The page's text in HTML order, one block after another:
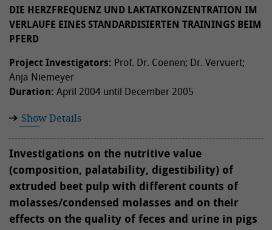
DIE HERZFREQUENZ UND LAKTATKONZENTRATION IM
VERLAUFE EINES STANDARDISIERTEN TRAININGS BEIM
PFERD
Project Investigators: Prof. Dr. Coenen; Dr. Vervuert;
Anja Niemeyer
Duration: April 2004 until December 2005
Show Details
Investigations on the nutritive value
(composition, palatability, digestibility) of
extruded beet pulp with different counts of
molasses/condensed molasses and on their
effects on the quality of feces and urine in pigs